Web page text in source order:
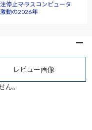
止――マウスコンピュータ
動の2026年
レビュー画像
ん。